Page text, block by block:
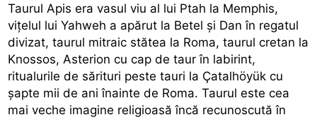
Taurul Apis era vasul viu al lui Ptah la Memphis,
vițelul lui Yahweh a apărut la Betel și Dan în regatul
divizat, taurul mitraic stătea la Roma, taurul cretan la
Knossos, Asterion cu cap de taur în labirint,
ritualurile de sărituri peste tauri la Çatalhöyük cu
șapte mii de ani înainte de Roma. Taurul este cea
mai veche imagine religioasă încă recunoscută în